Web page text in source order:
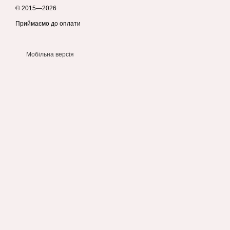
© 2015—2026
Приймаємо до оплати
Мобільна версія